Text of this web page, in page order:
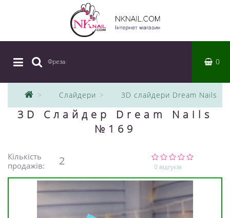
Фреза 0
Слайдери 3D слайдери Dream Nails
3D Слайдер Dream Nails
№169
Кількість
продажів:
2 0 відгуків